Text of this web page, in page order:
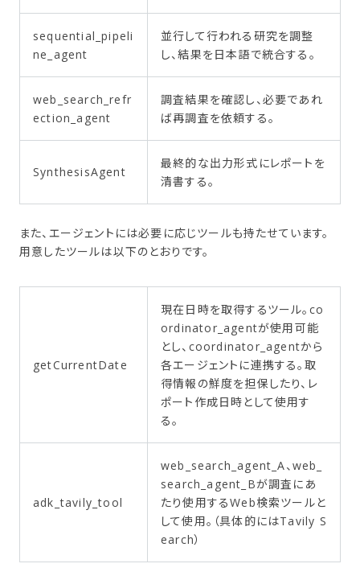
sequential_pipeli
ne_agent
並行して行われる研究を調整
し、結果を日本語で統合する。
web_search_refr
ection_agent
調査結果を確認し、必要であれ
ば再調査を依頼する。
SynthesisAgent
最終的な出力形式にレポートを
清書する。
また、エージェントには必要に応じツールも持たせています。
用意したツールは以下のとおりです。
getCurrentDate
現在日時を取得するツール。co
ordinator_agentが使用可能
とし、coordinator_agentから
各エージェントに連携する。取
得情報の鮮度を担保したり、レ
ポート作成日時として使用す
る。
adk_tavily_tool
web_search_agent_A、web_
search_agent_Bが調査にあ
たり使用するWeb検索ツールと
して使用。（具体的にはTavily S
earch）